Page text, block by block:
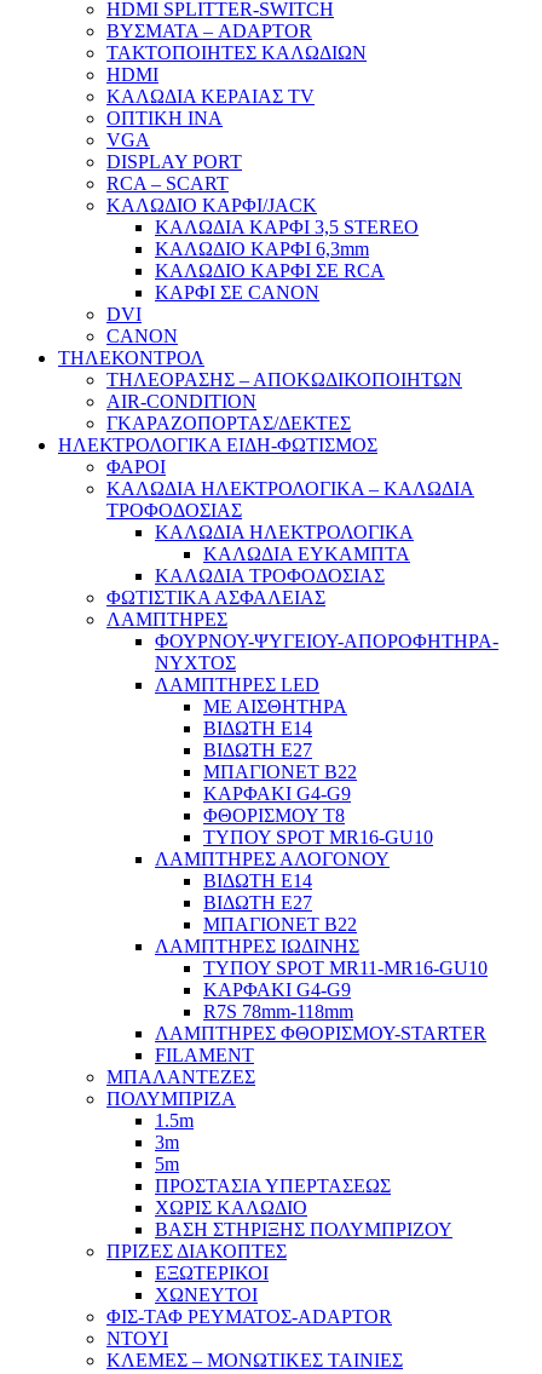
HDMI SPLITTER-SWITCH
ΒΥΣΜΑΤΑ – ADAPTOR
ΤΑΚΤΟΠΟΙΗΤΕΣ ΚΑΛΩΔΙΩΝ
HDMI
ΚΑΛΩΔΙΑ ΚΕΡΑΙΑΣ TV
ΟΠΤΙΚΗ ΙΝΑ
VGA
DISPLAY PORT
RCA – SCART
ΚΑΛΩΔΙΟ ΚΑΡΦΙ/JACK
ΚΑΛΩΔΙΑ ΚΑΡΦΙ 3,5 STEREO
ΚΑΛΩΔΙΟ ΚΑΡΦΙ 6,3mm
ΚΑΛΩΔΙΟ ΚΑΡΦΙ ΣΕ RCA
ΚΑΡΦΙ ΣΕ CANON
DVI
CANON
ΤΗΛΕΚΟΝΤΡΟΛ
ΤΗΛΕΟΡΑΣΗΣ – ΑΠΟΚΩΔΙΚΟΠΟΙΗΤΩΝ
AIR-CONDITION
ΓΚΑΡΑΖΟΠΟΡΤΑΣ/ΔΕΚΤΕΣ
ΗΛΕΚΤΡΟΛΟΓΙΚΑ ΕΙΔΗ-ΦΩΤΙΣΜΟΣ
ΦΑΡΟΙ
ΚΑΛΩΔΙΑ ΗΛΕΚΤΡΟΛΟΓΙΚΑ – ΚΑΛΩΔΙΑ
ΤΡΟΦΟΔΟΣΙΑΣ
ΚΑΛΩΔΙΑ ΗΛΕΚΤΡΟΛΟΓΙΚΑ
ΚΑΛΩΔΙΑ ΕΥΚΑΜΠΤΑ
ΚΑΛΩΔΙΑ ΤΡΟΦΟΔΟΣΙΑΣ
ΦΩΤΙΣΤΙΚΑ ΑΣΦΑΛΕΙΑΣ
ΛΑΜΠΤΗΡΕΣ
ΦΟΥΡΝΟΥ-ΨΥΓΕΙΟΥ-ΑΠΟΡΟΦΗΤΗΡΑ-
ΝΥΧΤΟΣ
ΛΑΜΠΤΗΡΕΣ LED
ΜΕ ΑΙΣΘΗΤΗΡΑ
ΒΙΔΩΤΗ Ε14
ΒΙΔΩΤΗ Ε27
ΜΠΑΓΙΟΝΕΤ Β22
ΚΑΡΦΑΚΙ G4-G9
ΦΘΟΡΙΣΜΟΥ Τ8
ΤΥΠΟΥ SPOT MR16-GU10
ΛΑΜΠΤΗΡΕΣ ΑΛΟΓΟΝΟΥ
ΒΙΔΩΤΗ Ε14
ΒΙΔΩΤΗ Ε27
ΜΠΑΓΙΟΝΕΤ Β22
ΛΑΜΠΤΗΡΕΣ ΙΩΔΙΝΗΣ
ΤΥΠΟΥ SPOT MR11-MR16-GU10
ΚΑΡΦΑΚΙ G4-G9
R7S 78mm-118mm
ΛΑΜΠΤΗΡΕΣ ΦΘΟΡΙΣΜΟΥ-STARTER
FILAMENT
ΜΠΑΛΑΝΤΕΖΕΣ
ΠΟΛΥΜΠΡΙΖΑ
1.5m
3m
5m
ΠΡΟΣΤΑΣΙΑ ΥΠΕΡΤΑΣΕΩΣ
ΧΩΡΙΣ ΚΑΛΩΔΙΟ
ΒΑΣΗ ΣΤΗΡΙΞΗΣ ΠΟΛΥΜΠΡΙΖΟΥ
ΠΡΙΖΕΣ ΔΙΑΚΟΠΤΕΣ
ΕΞΩΤΕΡΙΚΟΙ
ΧΩΝΕΥΤΟΙ
ΦΙΣ-ΤΑΦ ΡΕΥΜΑΤΟΣ-ADAPTOR
NTOYI
ΚΛΕΜΕΣ – ΜΟΝΩΤΙΚΕΣ ΤΑΙΝΙΕΣ